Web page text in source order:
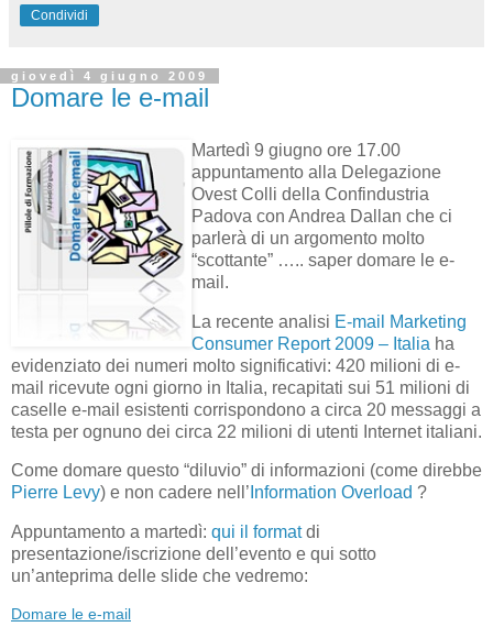
Condividi
giovedì 4 giugno 2009
Domare le e-mail
Martedì 9 giugno ore 17.00
appuntamento alla Delegazione
Ovest Colli della Confindustria
Padova con Andrea Dallan che ci
parlerà di un argomento molto
“scottante” ….. saper domare le e-
mail.
La recente analisi E-mail Marketing
Consumer Report 2009 – Italia ha
evidenziato dei numeri molto significativi: 420 milioni di e-
mail ricevute ogni giorno in Italia, recapitati sui 51 milioni di
caselle e-mail esistenti corrispondono a circa 20 messaggi a
testa per ognuno dei circa 22 milioni di utenti Internet italiani.
Come domare questo “diluvio” di informazioni (come direbbe
Pierre Levy) e non cadere nell’ Information Overload ?
Appuntamento a martedì: qui il formatdi
presentazione/iscrizione dell’evento e qui sotto
un’anteprima delle slide che vedremo:
Domare le e-mail